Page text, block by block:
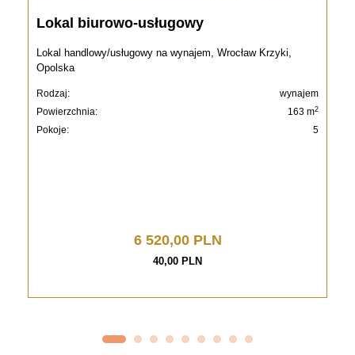
Lokal biurowo-usługowy
Lokal handlowy/usługowy na wynajem, Wrocław Krzyki,
Opolska
Rodzaj:
wynajem
Powierzchnia:
163 m2
Pokoje: 5
6 520,00 PLN
40,00 PLN